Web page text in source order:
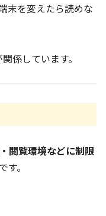
末を変えたら読めな
係しています。
閲覧環境などに制限
す。